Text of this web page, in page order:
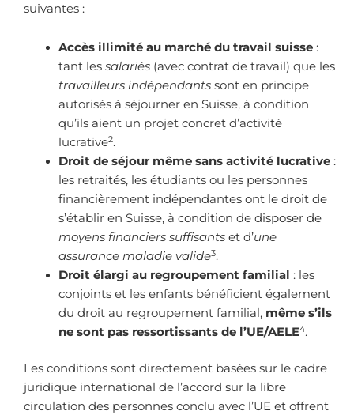
suivantes :
Accès illimité au marché du travail suisse:
tant les salariés(avec contrat de travail) que les
travailleurs indépendantssont en principe
autorisés à séjourner en Suisse, à condition
qu’ils aient un projet concret d’activité
lucrative2.
Droit de séjour même sans activité lucrative:
les retraités, les étudiants ou les personnes
financièrement indépendantes ont le droit de
s’établir en Suisse, à condition de disposer de
moyens financiers suffisantset d’une
assurance maladie valide3.
Droit élargi au regroupement familial : les
conjoints et les enfants bénéficient également
du droit au regroupement familial, même s’ils
ne sont pas ressortissants de l’UE/AELE4.
Les conditions sont directement basées sur le cadre
juridique international de l’accord sur la libre
circulation des personnes conclu avec l’UE et offrent